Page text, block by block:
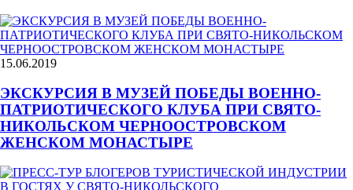
15.06.2019
ЭКСКУРСИЯ В МУЗЕЙ ПОБЕДЫ ВОЕННО-
ПАТРИОТИЧЕСКОГО КЛУБА ПРИ СВЯТО-
НИКОЛЬСКОМ ЧЕРНООСТРОВСКОМ
ЖЕНСКОМ МОНАСТЫРЕ